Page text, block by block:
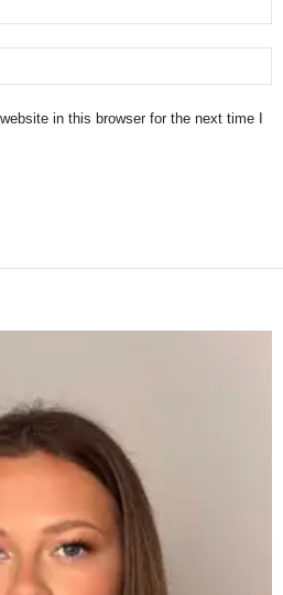
in this browser for the next time I